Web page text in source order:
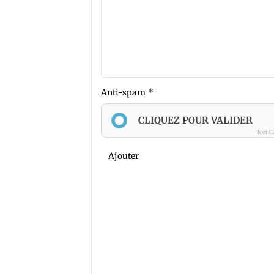
Anti-spam
CLIQUEZ POUR VALIDER
Ajouter